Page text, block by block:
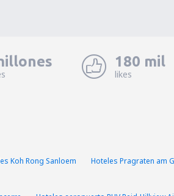
180 mil
likes
Koh Rong Sanloem
Hoteles Pragraten am